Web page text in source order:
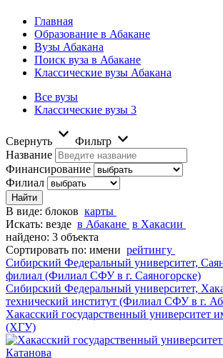
Главная
Образование в Абакане
Вузы Абакана
Поиск вуза в Абакане
Классические вузы Абакана
Все вузы
Классические вузы 3
Свернуть
Фильтр
Название
Финансирование
Филиал
В виде: блоков карты
Искать: везде в Абакане в Хакасии
найдено: 3 объекта
Сортировать по: имени рейтингу
Сибирский Федеральный университет,
филиал (Филиал СФУ в г. Саяногорске)
Сибирский Федеральный университет,
технический институт (Филиал СФУ в г.
Хакасский государственный университет
(ХГУ)